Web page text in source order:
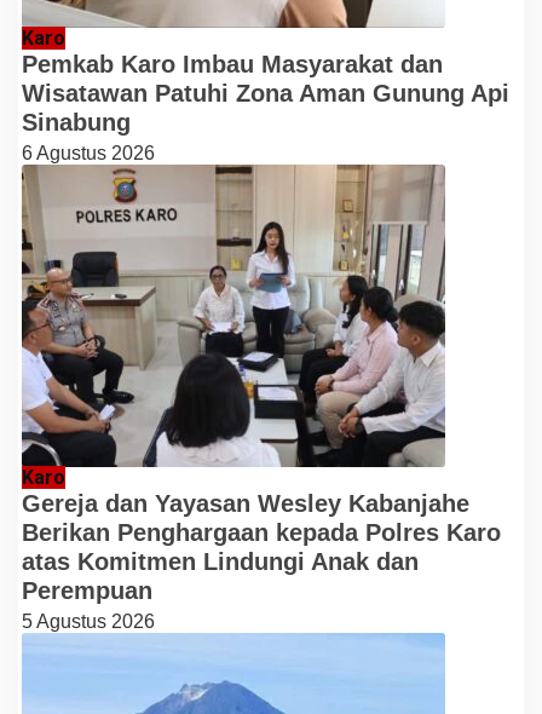
Karo
Pemkab Karo Imbau Masyarakat dan
Wisatawan Patuhi Zona Aman Gunung Api
Sinabung
6 Agustus 2026
Karo
Gereja dan Yayasan Wesley Kabanjahe
Berikan Penghargaan kepada Polres Karo
atas Komitmen Lindungi Anak dan
Perempuan
5 Agustus 2026